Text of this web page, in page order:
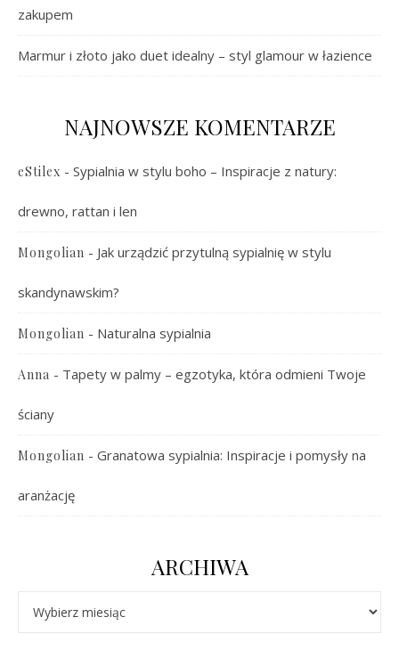
zakupem
Marmur i złoto jako duet idealny – styl glamour w łazience
NAJNOWSZE KOMENTARZE
eStilex - Sypialnia w stylu boho – Inspiracje z natury:
drewno, rattan i len
Mongolian - Jak urządzić przytulną sypialnię w stylu
skandynawskim?
Mongolian - Naturalna sypialnia
Anna - Tapety w palmy – egzotyka, która odmieni Twoje
ściany
Mongolian - Granatowa sypialnia: Inspiracje i pomysły na
aranżację
ARCHIWA